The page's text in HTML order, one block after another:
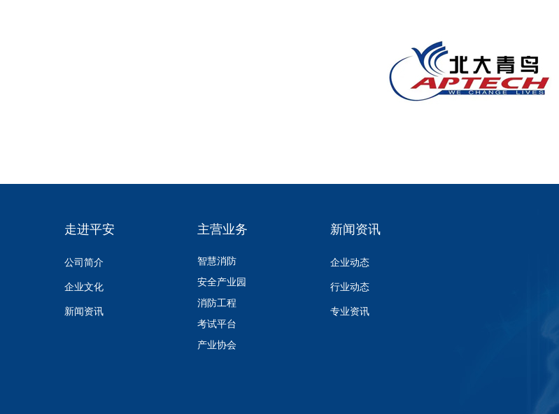
走进平安
公司简介
企业文化
新闻资讯
主营业务
智慧消防
安全产业园
消防工程
考试平台
产业协会
新闻资讯
企业动态
行业动态
专业资讯